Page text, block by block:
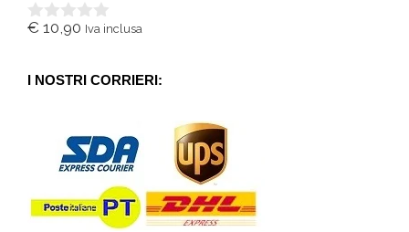
0
5
€ 10,90 Iva inclusa
I NOSTRI CORRIERI: